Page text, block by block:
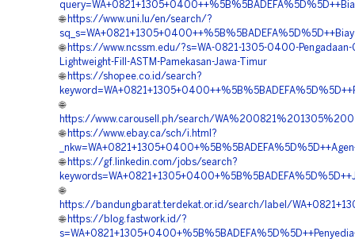
🌐 https://www.uni.lu/en/search/?
🌐 https://www.ncssm.edu/?s=WA-0821-1305-0400-Pengadaan-
Lightweight-Fill-ASTM-Pamekasan-Jawa-Timur
🌐 https://shopee.co.id/search?
🌐
https://www.carousell.ph/search/
🌐 https://www.ebay.ca/sch/i.html?
🌐 https://gf.linkedin.com/jobs/search?
🌐
https://bandungbarat.terdekat.or.id/search/label/
🌐 https://blog.fastwork.id/?